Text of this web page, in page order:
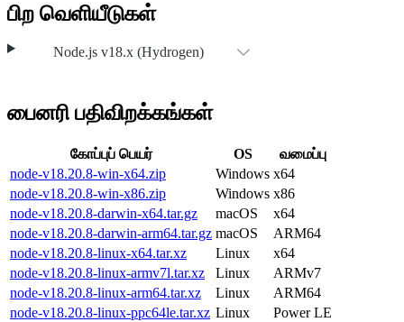
பிற வெளியீடுகள்
Node.js v18.x (Hydrogen)
பைனரி பதிவிறக்கங்கள்
கோப்புப் பெயர் OS
வமைப்பு
node-v18.20.8-win-x64.zip
Windows x64
node-v18.20.8-win-x86.zip
Windows x86
node-v18.20.8-darwin-x64.tar.gz
macOS
x64
node-v18.20.8-darwin-arm64.tar.gz macOS
ARM64
node-v18.20.8-linux-x64.tar.xz
Linux
x64
node-v18.20.8-linux-armv7l.tar.xz
Linux
ARMv7
node-v18.20.8-linux-arm64.tar.xz
Linux
ARM64
node-v18.20.8-linux-ppc64le.tar.xz Linux
Power LE